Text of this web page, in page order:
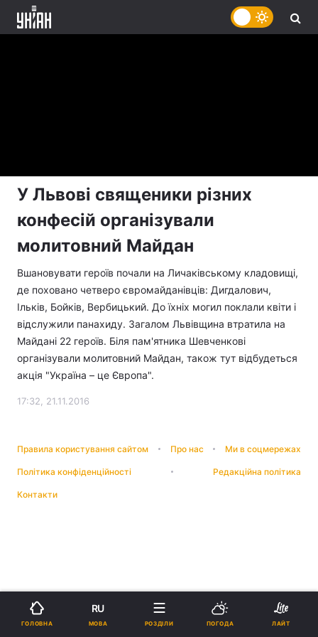
У Львові священики різних
конфесій організували
молитовний Майдан
Вшановувати героїв почали на Личаківському кладовищі,
де поховано четверо євромайданівців: Дигдалович,
Ільків, Бойків, Вербицький. До їхніх могил поклали квіти і
відслужили панахиду. Загалом Львівщина втратила на
Майдані 22 героїв. Біля пам'ятника Шевченкові
організували молитовний Майдан, також тут відбудеться
акція "Україна – це Європа".
17:32, 21.11.2016
Правила користування сайтом Про нас Ми в соцмережах
Політика конфіденційності Редакційна політика
Контакти
ГОЛОВНА
RU
МОВА РОЗДІЛИ ПОГОДА ЛАЙТ